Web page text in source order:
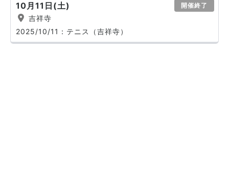
10月11日(土) 開催終了
吉祥寺
2025/10/11：テニス（吉祥寺）